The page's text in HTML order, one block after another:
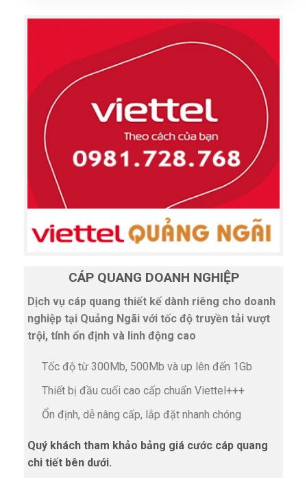
CÁP QUANG DOANH NGHIỆP
Dịch vụ cáp quang thiết kế dành riêng cho doanh
nghiệp tại Quảng Ngãi với tốc độ truyền tải vượt
trội, tính ổn định và linh động cao
Tốc độ từ 300Mb, 500Mb và up lên đến 1Gb
Thiết bị đầu cuối cao cấp chuẩn Viettel+++
Ổn định, dễ nâng cấp, lắp đặt nhanh chóng
Quý khách tham khảo bảng giá cước cáp quang
chi tiết bên dưới.